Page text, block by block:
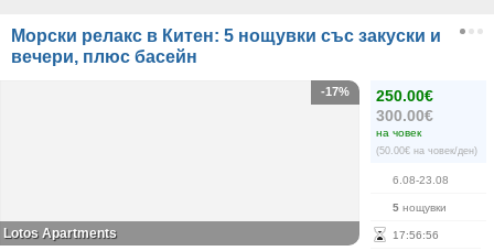
Морски релакс в Китен: 5 нощувки със закуски и
вечери, плюс басейн
250.00€
300.00€
на човек
(50.00€ на човек/ден)
6.08-23.08
5 нощувки
17:56:55
-17%
Lotos Apartments